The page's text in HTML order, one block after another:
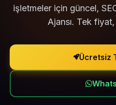
işletmeler için güncel,
Ajansı. Tek
Ücretsiz